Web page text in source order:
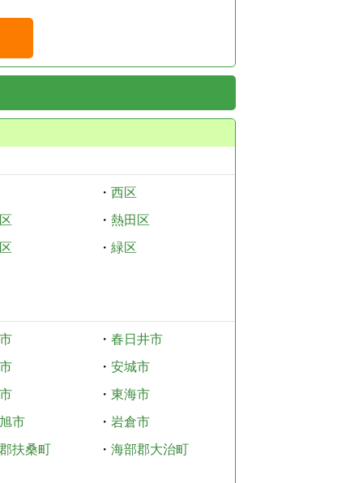
・ 西区
・ 熱田区
・ 緑区
・ 春日井市
・ 安城市
・ 東海市
市
・ 岩倉市
扶桑町
・ 海部郡大治町